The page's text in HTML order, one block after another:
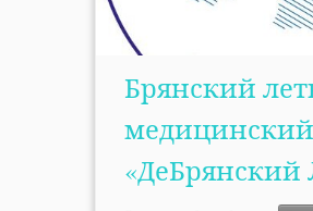
Брянский
медицинский